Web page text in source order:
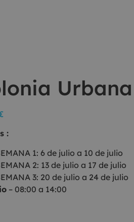
:
1: 6 de julio a 10 de julio
2: 13 de julio a 17 de julio
3: 20 de julio a 24 de julio
– 08:00 a 14:00